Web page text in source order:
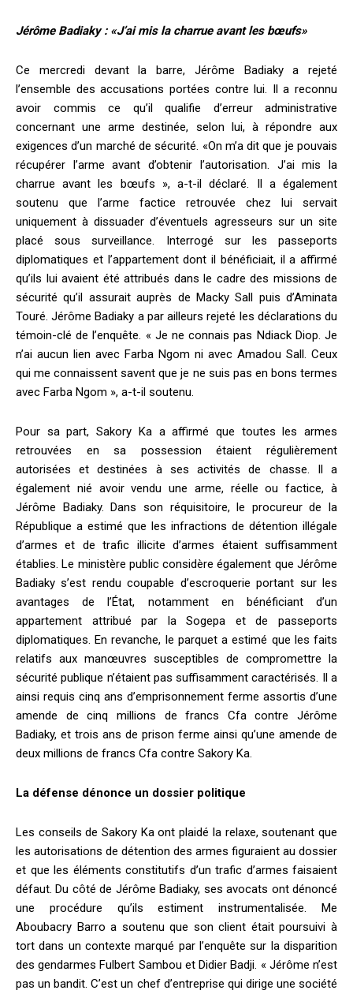
Jérôme Badiaky : «J’ai mis la charrue avant les bœufs»
Ce mercredi devant la barre, Jérôme Badiaky a rejeté
l’ensemble des accusations portées contre lui. Il a reconnu
avoir commis ce qu’il qualifie d’erreur administrative
concernant une arme destinée, selon lui, à répondre aux
exigences d’un marché de sécurité. «On m’a dit que je pouvais
récupérer l’arme avant d’obtenir l’autorisation. J’ai mis la
charrue avant les bœufs », a-t-il déclaré. Il a également
soutenu que l’arme factice retrouvée chez lui servait
uniquement à dissuader d’éventuels agresseurs sur un site
placé sous surveillance. Interrogé sur les passeports
diplomatiques et l’appartement dont il bénéficiait, il a affirmé
qu’ils lui avaient été attribués dans le cadre des missions de
sécurité qu’il assurait auprès de Macky Sall puis d’Aminata
Touré. Jérôme Badiaky a par ailleurs rejeté les déclarations du
témoin-clé de l’enquête. « Je ne connais pas Ndiack Diop. Je
n’ai aucun lien avec Farba Ngom ni avec Amadou Sall. Ceux
qui me connaissent savent que je ne suis pas en bons termes
avec Farba Ngom », a-t-il soutenu.
Pour sa part, Sakory Ka a affirmé que toutes les armes
retrouvées en sa possession étaient régulièrement
autorisées et destinées à ses activités de chasse. Il a
également nié avoir vendu une arme, réelle ou factice, à
Jérôme Badiaky. Dans son réquisitoire, le procureur de la
République a estimé que les infractions de détention illégale
d’armes et de trafic illicite d’armes étaient suffisamment
établies. Le ministère public considère également que Jérôme
Badiaky s’est rendu coupable d’escroquerie portant sur les
avantages de l’État, notamment en bénéficiant d’un
appartement attribué par la Sogepa et de passeports
diplomatiques. En revanche, le parquet a estimé que les faits
relatifs aux manœuvres susceptibles de compromettre la
sécurité publique n’étaient pas suffisamment caractérisés. Il a
ainsi requis cinq ans d’emprisonnement ferme assortis d’une
amende de cinq millions de francs Cfa contre Jérôme
Badiaky, et trois ans de prison ferme ainsi qu’une amende de
deux millions de francs Cfa contre Sakory Ka.
La défense dénonce un dossier politique
Les conseils de Sakory Ka ont plaidé la relaxe, soutenant que
les autorisations de détention des armes figuraient au dossier
et que les éléments constitutifs d’un trafic d’armes faisaient
défaut. Du côté de Jérôme Badiaky, ses avocats ont dénoncé
une procédure qu’ils estiment instrumentalisée. Me
Aboubacry Barro a soutenu que son client était poursuivi à
tort dans un contexte marqué par l’enquête sur la disparition
des gendarmes Fulbert Sambou et Didier Badji. « Jérôme n’est
pas un bandit. C’est un chef d’entreprise qui dirige une société